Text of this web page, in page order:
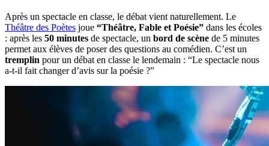
Après un spectacle en classe, le débat vient naturellement. Le
Théâtre des Poètes joue “Théâtre, Fable et Poésie” dans les écoles
: après les 50 minutes de spectacle, un bord de scène de 5 minutes
permet aux élèves de poser des questions au comédien. C’est un
tremplin pour un débat en classe le lendemain : “Le spectacle nous
a-t-il fait changer d’avis sur la poésie ?”